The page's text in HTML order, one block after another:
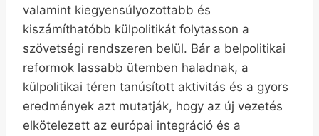
valamint kiegyensúlyozottabb és
kiszámíthatóbb külpolitikát folytasson a
szövetségi rendszeren belül. Bár a belpolitikai
reformok lassabb ütemben haladnak, a
külpolitikai téren tanúsított aktivitás és a gyors
eredmények azt mutatják, hogy az új vezetés
elkötelezett az európai integráció és a